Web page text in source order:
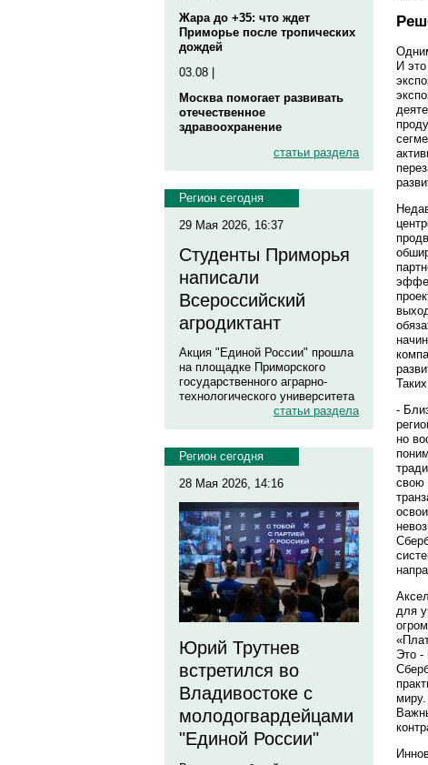
Жара до +35: что ждет
Приморье после тропических
дождей
03.08 |
Москва помогает развивать
отечественное
здравоохранение
статьи раздела
Регион сегодня
29 Мая 2026, 16:37
Студенты Приморья
написали
Всероссийский
агродиктант
Акция "Единой России" прошла
на площадке Приморского
государственного аграрно-
технологического университета
статьи раздела
Регион сегодня
28 Мая 2026, 14:16
Юрий Трутнев
встретился во
Владивостоке с
молодогвардейцами
"Единой России"
И
-
но
свою
для
Это -
миру.